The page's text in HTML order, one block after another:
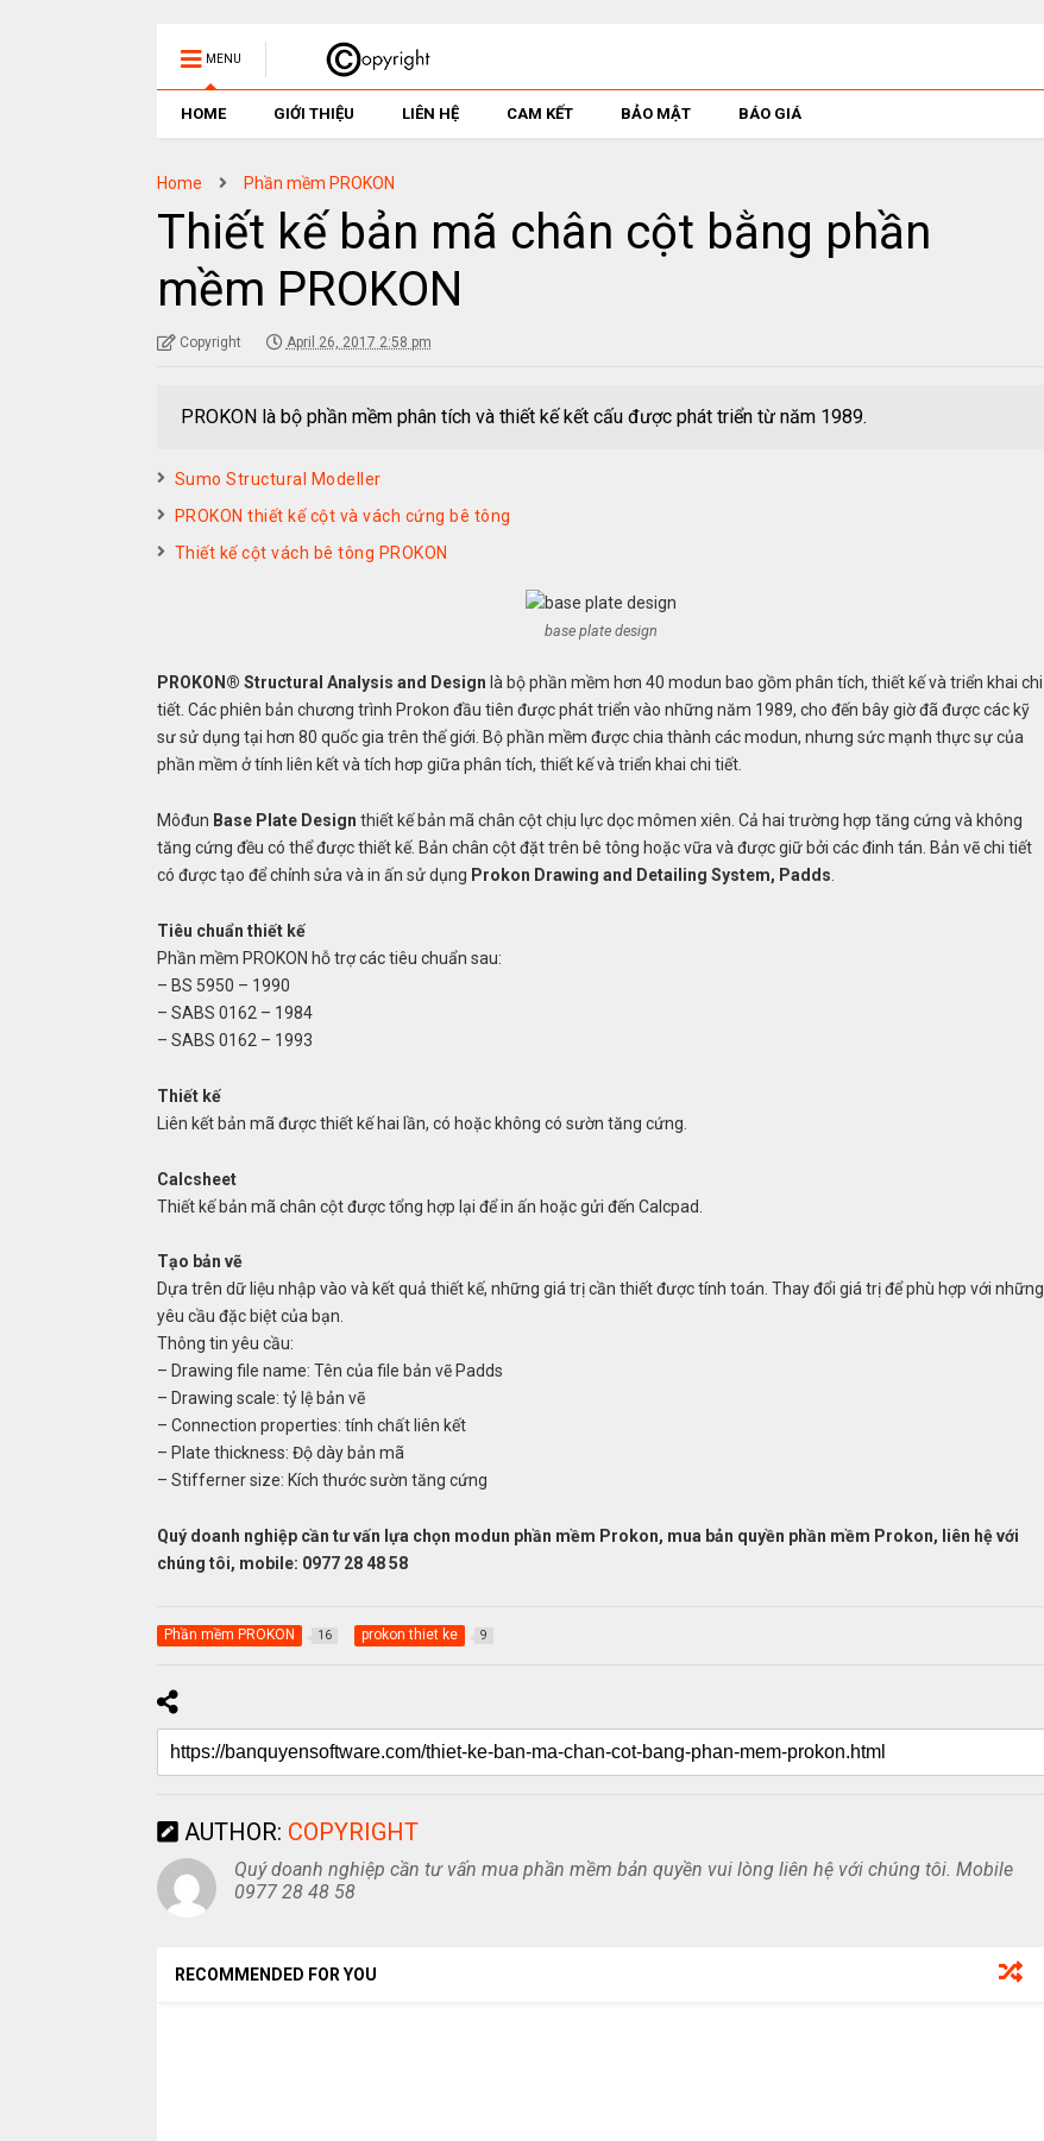
MENU
HOME GIỚI THIỆU LIÊN HỆ CAM KẾT BẢO MẬT BÁO GIÁ
Home Phần mềm PROKON
Thiết kế bản mã chân cột bằng phần
mềm PROKON
Copyright April 26, 2017 2:58 pm
PROKON là bộ phần mềm phân tích và thiết kế kết cấu được phát triển từ năm 1989.
Sumo Structural Modeller
PROKON thiết kế cột và vách cứng bê tông
Thiết kế cột vách bê tông PROKON
base plate design
PROKON® Structural Analysis and Design là bộ phần mềm hơn 40 modun bao gồm phân tích, thiết kế và triển khai chi
tiết. Các phiên bản chương trình Prokon đầu tiên được phát triển vào những năm 1989, cho đến bây giờ đã được các kỹ
sư sử dụng tại hơn 80 quốc gia trên thế giới. Bộ phần mềm được chia thành các modun, nhưng sức mạnh thực sự của
phần mềm ở tính liên kết và tích hơp giữa phân tích, thiết kế và triển khai chi tiết.
Môđun Base Plate Design thiết kế bản mã chân cột chịu lực dọc mômen xiên. Cả hai trường hợp tăng cứng và không
tăng cứng đều có thể được thiết kế. Bản chân cột đặt trên bê tông hoặc vữa và được giữ bởi các đinh tán. Bản vẽ chi tiết
có được tạo để chỉnh sửa và in ấn sử dụng Prokon Drawing and Detailing System, Padds.
Tiêu chuẩn thiết kế
Phần mềm PROKON hỗ trợ các tiêu chuẩn sau:
– BS 5950 – 1990
– SABS 0162 – 1984
– SABS 0162 – 1993
Thiết kế
Liên kết bản mã được thiết kế hai lần, có hoặc không có sườn tăng cứng.
Calcsheet
Thiết kế bản mã chân cột được tổng hợp lại để in ấn hoặc gửi đến Calcpad.
Tạo bản vẽ
Dựa trên dữ liệu nhập vào và kết quả thiết kế, những giá trị cần thiết được tính toán. Thay đổi giá trị để phù hợp với những
yêu cầu đặc biệt của bạn.
Thông tin yêu cầu:
– Drawing file name: Tên của file bản vẽ Padds
– Drawing scale: tỷ lệ bản vẽ
– Connection properties: tính chất liên kết
– Plate thickness: Độ dày bản mã
– Stifferner size: Kích thước sườn tăng cứng
Quý doanh nghiệp cần tư vấn lựa chọn modun phần mềm Prokon, mua bản quyền phần mềm Prokon, liên hệ với
chúng tôi, mobile: 0977 28 48 58
Phần mềm PROKON 16 prokon thiet ke 9
AUTHOR: COPYRIGHT
Quý doanh nghiệp cần tư vấn mua phần mềm bản quyền vui lòng liên hệ với chúng tôi. Mobile
0977 28 48 58
RECOMMENDED FOR YOU